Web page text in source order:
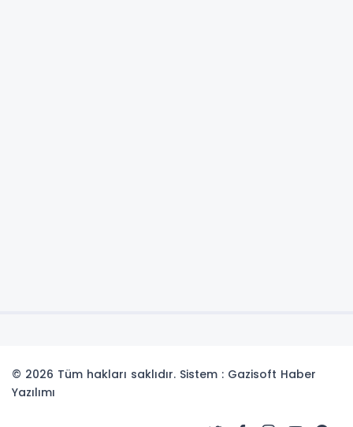
© 2026 Tüm hakları saklıdır. Sistem : Gazisoft Haber
Yazılımı